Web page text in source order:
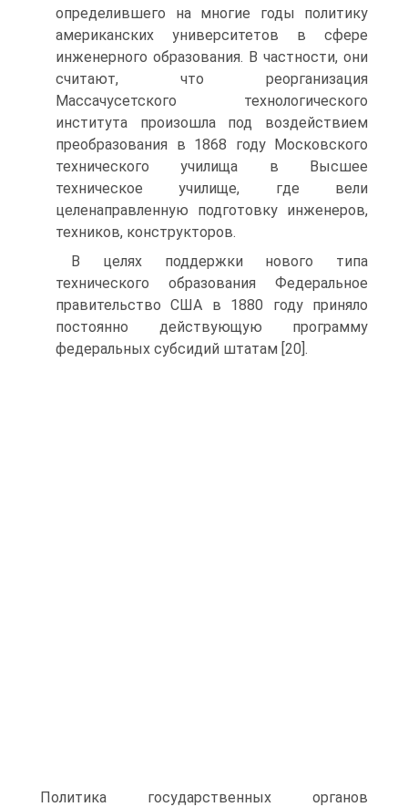
определившего на многие годы политику
американских университетов в сфере
инженерного образования. В частности, они
считают, что реорганизация
Массачусетского технологического
института произошла под воздействием
преобразования в 1868 году Московского
технического училища в Высшее
техническое училище, где вели
целенаправленную подготовку инженеров,
техников, конструкторов.
В целях поддержки нового типа
технического образования Федеральное
правительство США в 1880 году приняло
постоянно действующую программу
федеральных субсидий штатам [20].
Политика государственных органов